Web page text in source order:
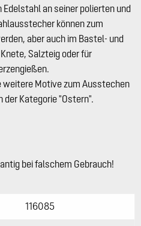
an seiner polierten und
können zum
aber auch im Bastel- und
Salzteig oder für
weitere Motive zum Ausstechen
der Kategorie "Ostern".
bei falschem Gebrauch!
116085